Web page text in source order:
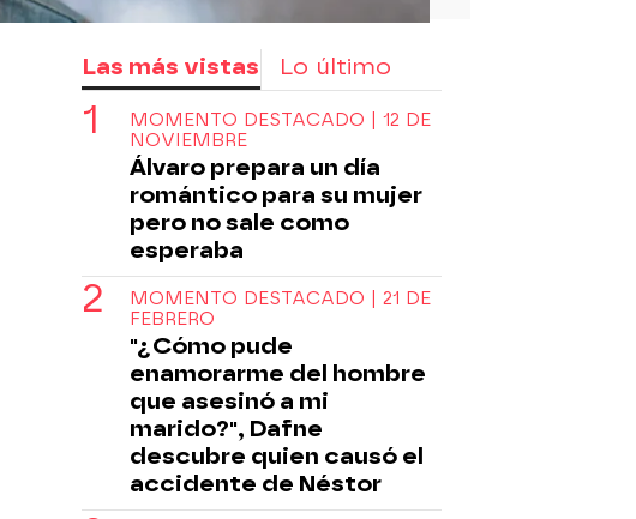
Las más vistas Lo último
MOMENTO DESTACADO | 12 DE
NOVIEMBRE
Álvaro prepara un día
romántico para su mujer
pero no sale como
esperaba
MOMENTO DESTACADO | 21 DE
FEBRERO
"¿Cómo pude
enamorarme del hombre
que asesinó a mi
marido?", Dafne
descubre quien causó el
accidente de Néstor